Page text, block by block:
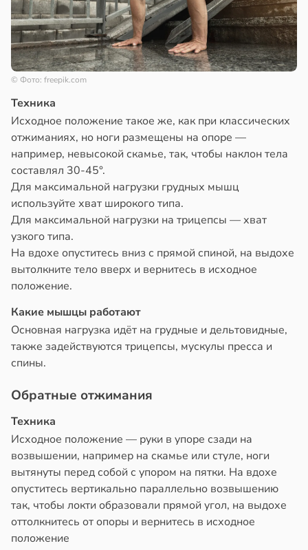
© Фото: freepik.com
Техника
Исходное положение такое же, как при классических
отжиманиях, но ноги размещены на опоре —
например, невысокой скамье, так, чтобы наклон тела
составлял 30-45°.
Для максимальной нагрузки грудных мышц
используйте хват широкого типа.
Для максимальной нагрузки на трицепсы — хват
узкого типа.
На вдохе опуститесь вниз с прямой спиной, на выдохе
вытолкните тело вверх и вернитесь в исходное
положение.
Какие мышцы работают
Основная нагрузка идёт на грудные и дельтовидные,
также задействуются трицепсы, мускулы пресса и
спины.
Обратные отжимания
Техника
Исходное положение — руки в упоре сзади на
возвышении, например на скамье или стуле, ноги
вытянуты перед собой с упором на пятки. На вдохе
опуститесь вертикально параллельно возвышению
так, чтобы локти образовали прямой угол, на выдохе
оттолкнитесь от опоры и вернитесь в исходное
положение